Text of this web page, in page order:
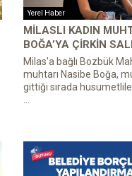
Yerel Haber
MILASLI KADIN
BOĞA’YA ÇIRKIN
Milas'a bağlı Bozbük
muhtarı Nasibe Boğa,
gittiği sırada